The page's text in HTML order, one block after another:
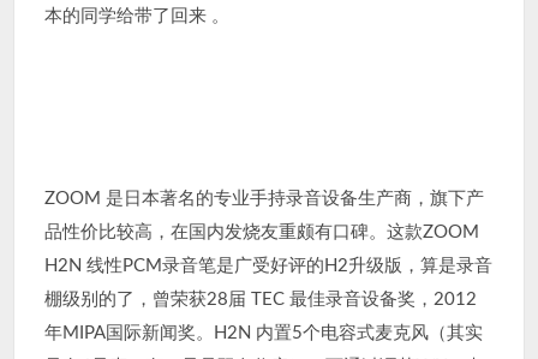
本的同学给带了回来 。
ZOOM 是日本著名的专业手持录音设备生产商，旗下产
品性价比较高，在国内发烧友重颇有口碑。这款ZOOM
H2N 线性PCM录音笔是广受好评的H2升级版，算是录音
棚级别的了，曾荣获28届 TEC 最佳录音设备奖，2012
年MIPA国际新闻奖。H2N 内置5个电容式麦克风（其实